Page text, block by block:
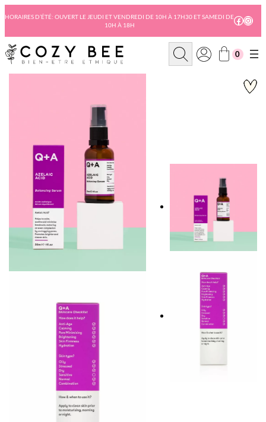
au
HORAIRES D’ÉTÉ: OUVERT LE JEUDI ET VENDREDI DE 10H À 17H30 ET SAMEDI DE
10H À 18H
R
c
0